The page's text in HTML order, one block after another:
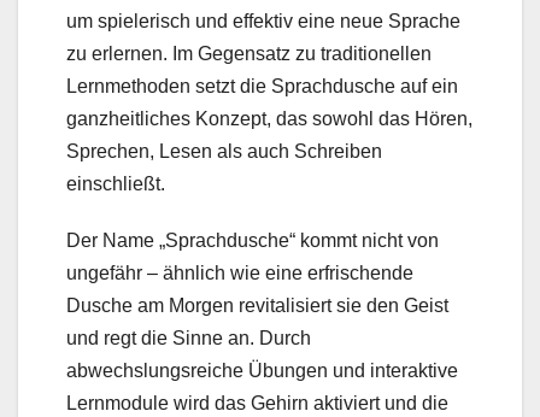
um spielerisch und effektiv eine neue Sprache
zu erlernen. Im Gegensatz zu traditionellen
Lernmethoden setzt die Sprachdusche auf ein
ganzheitliches Konzept, das sowohl das Hören,
Sprechen, Lesen als auch Schreiben
einschließt.
Der Name „Sprachdusche“ kommt nicht von
ungefähr – ähnlich wie eine erfrischende
Dusche am Morgen revitalisiert sie den Geist
und regt die Sinne an. Durch
abwechslungsreiche Übungen und interaktive
Lernmodule wird das Gehirn aktiviert und die